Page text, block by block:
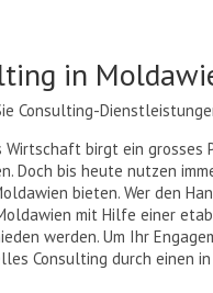
in
Consulting-
Wirtschaft birgt ein grosses
Doch bis heute nutzen
bieten. Wer den
mit Hilfe einer
werden. Um Ihr
Consulting durch einen